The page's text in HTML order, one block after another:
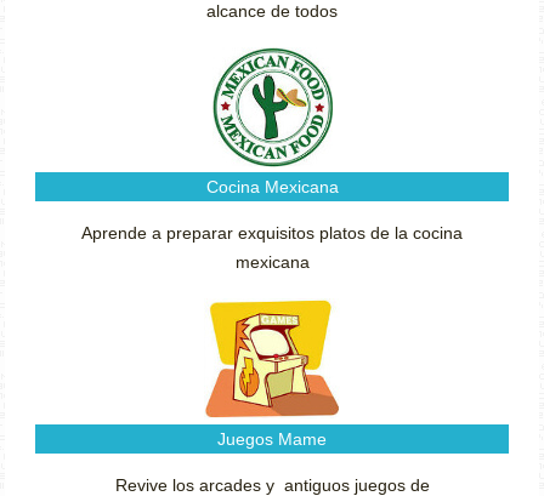
alcance de todos
Cocina Mexicana
Aprende a preparar exquisitos platos de la cocina
mexicana
Juegos Mame
Revive los arcades y antiguos juegos de